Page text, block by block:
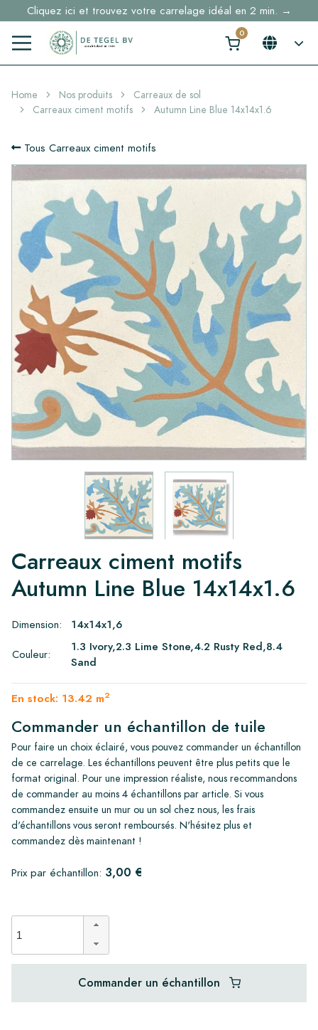
Cliquez ici et trouvez votre carrelage idéal en 2 min. →
Home Nos produits
Carreaux de sol
Carreaux ciment motifs
Autumn Line Blue 14x14x1.6
Tous Carreaux ciment motifs
Carreaux ciment motifs
Autumn Line Blue 14x14x1.6
Dimension:
14x14x1,6
Couleur:
1.3 Ivory,2.3 Lime Stone,4.2 Rusty Red,8.4
Sand
En stock: 13.42 m2
Commander un échantillon de tuile
Pour faire un choix éclairé, vous pouvez commander un échantillon
de ce carrelage. Les échantillons peuvent être plus petits que le
format original. Pour une impression réaliste, nous recommandons
de commander au moins 4 échantillons par article. Si vous
commandez ensuite un mur ou un sol chez nous, les frais
d'échantillons vous seront remboursés. N'hésitez plus et
commandez dès maintenant !
Prix par échantillon: 3,00 €
Commander un échantillon